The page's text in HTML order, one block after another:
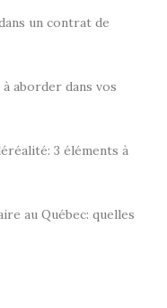
un contrat de
aborder dans vos
3 éléments à
au Québec: quelles